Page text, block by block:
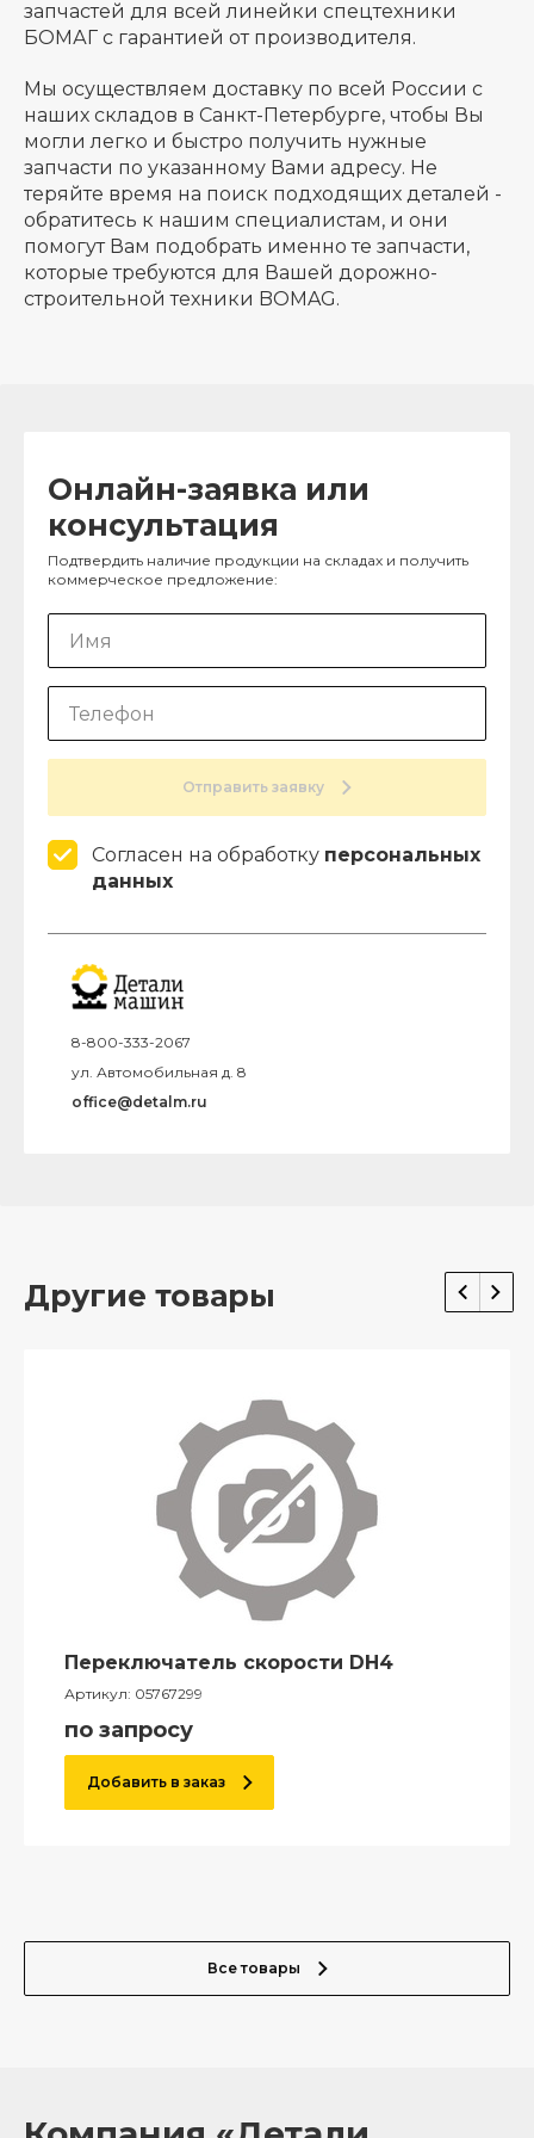
запчастей для всей линейки спецтехники
БОМАГ с гарантией от производителя.
Мы осуществляем доставку по всей России с
наших складов в Санкт-Петербурге, чтобы Вы
могли легко и быстро получить нужные
запчасти по указанному Вами адресу. Не
теряйте время на поиск подходящих деталей -
обратитесь к нашим специалистам, и они
помогут Вам подобрать именно те запчасти,
которые требуются для Вашей дорожно-
строительной техники BOMAG.
Онлайн-заявка или
консультация
Подтвердить наличие продукции на складах и получить
коммерческое предложение:
Отправить заявку
Согласен на обработку персональных
данных
8-800-333-2067
ул. Автомобильная д. 8
office@detalm.ru
Другие товары
Переключатель скорости DH4
Артикул: 05767299
по запросу
Добавить в заказ
Все товары